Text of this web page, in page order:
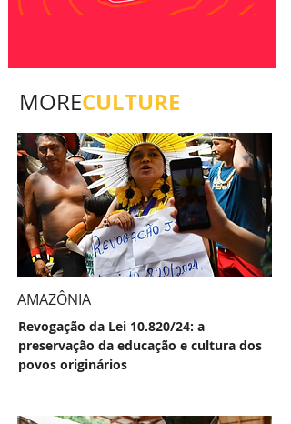
MORECULTURE
AMAZÔNIA
Revogação da Lei 10.820/24: a
preservação da educação e cultura dos
povos originários